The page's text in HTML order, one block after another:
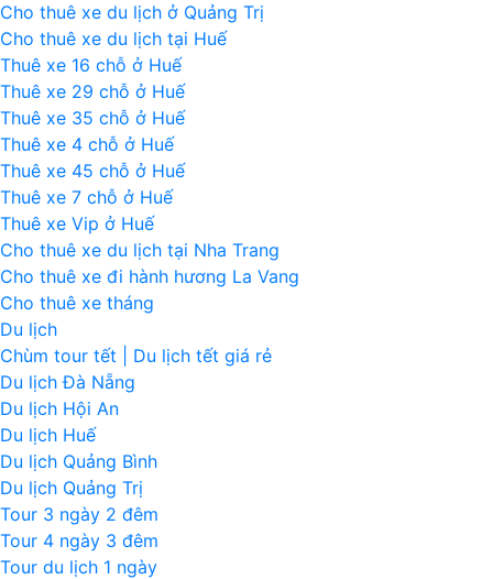
Cho thuê xe du lịch ở Quảng Trị
Cho thuê xe du lịch tại Huế
Thuê xe 16 chỗ ở Huế
Thuê xe 29 chỗ ở Huế
Thuê xe 35 chỗ ở Huế
Thuê xe 4 chỗ ở Huế
Thuê xe 45 chỗ ở Huế
Thuê xe 7 chỗ ở Huế
Thuê xe Vip ở Huế
Cho thuê xe du lịch tại Nha Trang
Cho thuê xe đi hành hương La Vang
Cho thuê xe tháng
Du lịch
Chùm tour tết | Du lịch tết giá rẻ
Du lịch Đà Nẵng
Du lịch Hội An
Du lịch Huế
Du lịch Quảng Bình
Du lịch Quảng Trị
Tour 3 ngày 2 đêm
Tour 4 ngày 3 đêm
Tour du lịch 1 ngày